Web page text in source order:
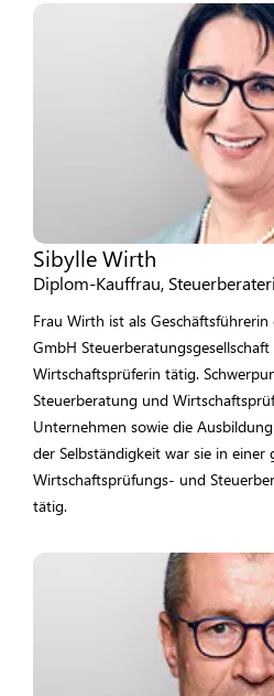
Sibylle Wirth
Diplom-Kauffrau,
Frau Wirth ist als
GmbH
Wirtschaftsprüferin tätig.
Steuerberatung und
Unternehmen sowie die
der Selbständigkeit war sie in einer
Wirtschaftsprüfungs- und
tätig.